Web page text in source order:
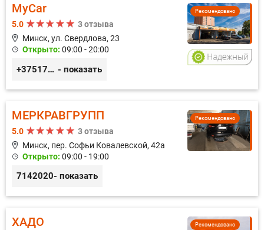
Рекомендовано
MyCar
5.0
3 отзыва
Минск, ул. Свердлова, 23
Открыто: 09:00 - 20:00
+375173212443 - показать
Рекомендовано
МЕРКРАВГРУПП
5.0
3 отзыва
Минск, пер. Софьи Ковалевской, 42а
Открыто: 09:00 - 19:00
7142020- показать
Рекомендовано
ХАДО